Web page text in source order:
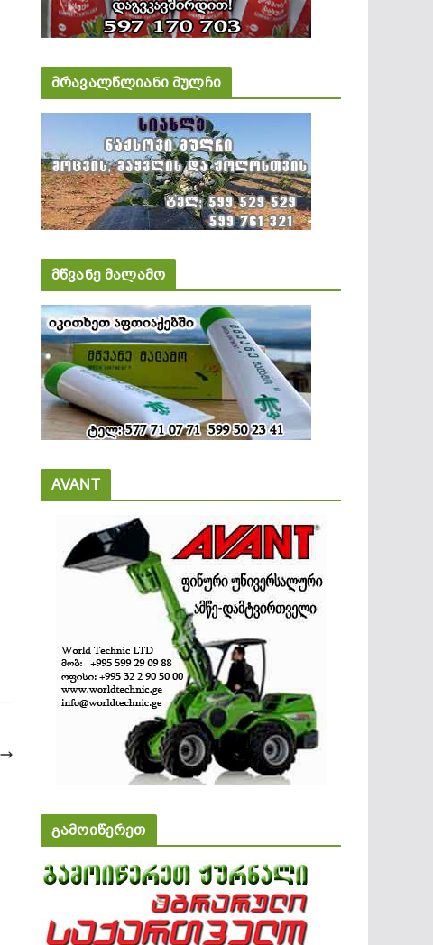
მრავალწლიანი მულჩი
მწვანე მალამო
AVANT
გამოიწერეთ